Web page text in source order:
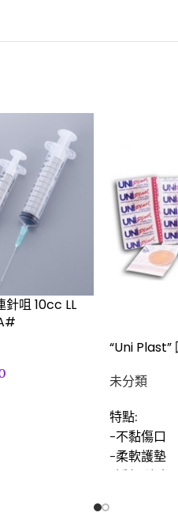
咀 10cc LL
“Uni
未分類
特點:
-不黏傷口
-柔軟護墊
-透氣,防水